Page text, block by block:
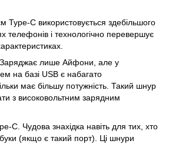
Type-C використовується здебільшого
телефонів і технологічно перевершує
лише Айфони, але у
на базі USB є набагато
має більшу потужність. Такий шнур
з високовольтним зарядним
C. Чудова знахідка навіть для тих, хто
(якщо є такий порт). Ці шнури